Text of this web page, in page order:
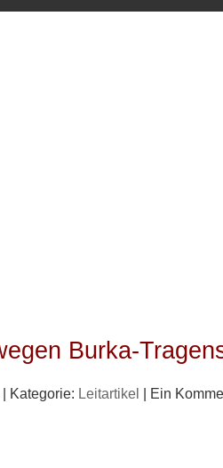
Burka-
| Kategorie: Leitartikel | Ein